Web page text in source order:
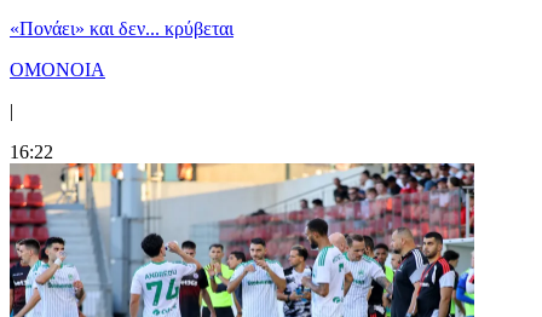
«Πονάει» και δεν... κρύβεται
ΟΜΟΝΟΙΑ
|
16:22